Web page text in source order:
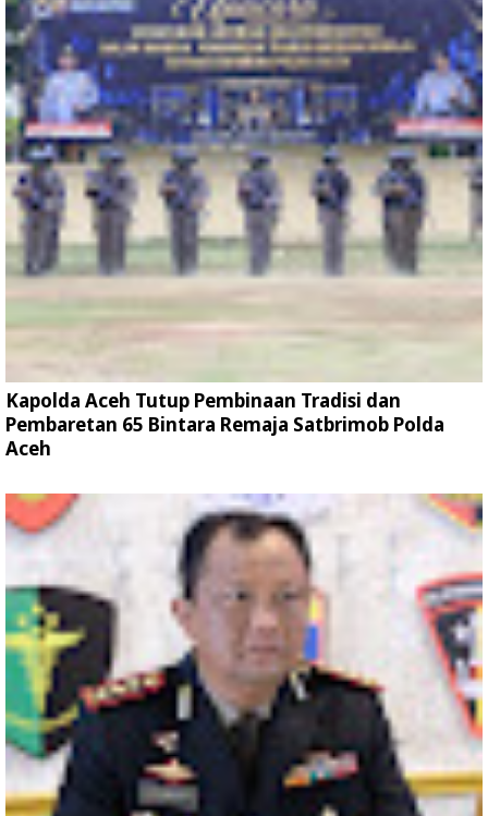
Kapolda Aceh Tutup Pembinaan Tradisi dan
Pembaretan 65 Bintara Remaja Satbrimob Polda
Aceh